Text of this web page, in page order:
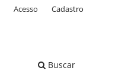
Buscar
Acesso Cadastro